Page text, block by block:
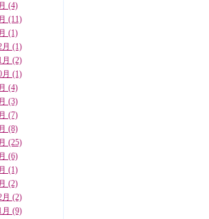
(4)
(11)
(1)
(1)
(2)
(1)
(4)
(3)
(7)
(8)
(25)
(6)
(1)
(2)
(2)
(9)